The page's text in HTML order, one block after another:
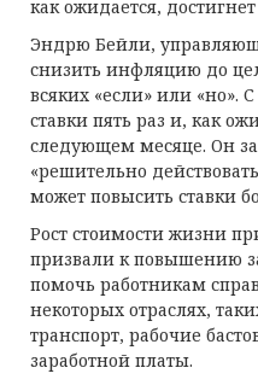
как ожидается,
Эндрю Бейли,
снизить инфляцию до
всяких «если» или «но».
ставки пять раз и, как
следующем месяце. Он
«решительно
может повысить ставки
Рост стоимости жизни
призвали к повышению
помочь работникам
некоторых отраслях,
транспорт, рабочие
заработной платы.